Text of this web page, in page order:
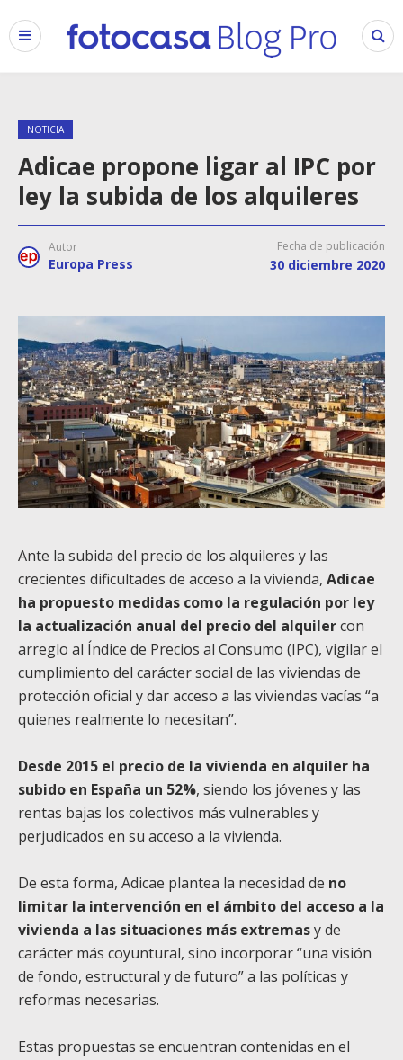
NOTICIA
Adicae propone ligar al IPC por
ley la subida de los alquileres
Autor
Europa Press
Fecha de publicación
30 diciembre 2020
Ante la subida del precio de los alquileres y las
crecientes dificultades de acceso a la vivienda, Adicae
ha propuesto medidas como la regulación por ley
la actualización anual del precio del alquilercon
arreglo al Índice de Precios al Consumo (IPC), vigilar el
cumplimiento del carácter social de las viviendas de
protección oficial y dar acceso a las viviendas vacías “a
quienes realmente lo necesitan”.
Desde 2015 el precio de la vivienda en alquiler ha
subido en España un 52%, siendo los jóvenes y las
rentas bajas los colectivos más vulnerables y
perjudicados en su acceso a la vivienda.
De esta forma, Adicae plantea la necesidad de no
limitar la intervención en el ámbito del acceso a la
vivienda a las situaciones más extremasy de
carácter más coyuntural, sino incorporar “una visión
de fondo, estructural y de futuro” a las políticas y
reformas necesarias.
Estas propuestas se encuentran contenidas en el